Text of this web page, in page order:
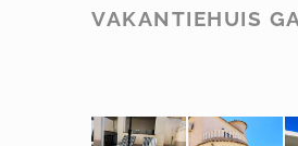
VAKANTIEHUIS